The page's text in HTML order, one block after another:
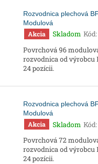
Rozvodnica plechová
Modulová
Akcia Skladom Kód:
Povrchová 96
rozvodnica od výrobcu
24 pozícii.
Rozvodnica plechová
Modulová
Akcia Skladom Kód:
Povrchová 72
rozvodnica od výrobcu
24 pozícii.